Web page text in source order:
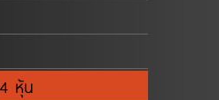
หุ้น